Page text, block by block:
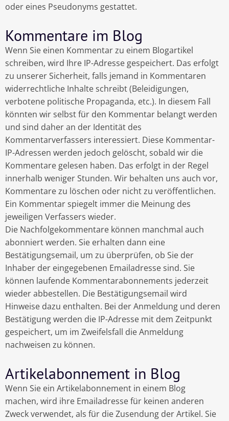
oder eines Pseudonyms gestattet.
Kommentare im Blog
Wenn Sie einen Kommentar zu einem Blogartikel
schreiben, wird Ihre IP-Adresse gespeichert. Das erfolgt
zu unserer Sicherheit, falls jemand in Kommentaren
widerrechtliche Inhalte schreibt (Beleidigungen,
verbotene politische Propaganda, etc.). In diesem Fall
könnten wir selbst für den Kommentar belangt werden
und sind daher an der Identität des
Kommentarverfassers interessiert. Diese Kommentar-
IP-Adressen werden jedoch gelöscht, sobald wir die
Kommentare gelesen haben. Das erfolgt in der Regel
innerhalb weniger Stunden. Wir behalten uns auch vor,
Kommentare zu löschen oder nicht zu veröffentlichen.
Ein Kommentar spiegelt immer die Meinung des
jeweiligen Verfassers wieder.
Die Nachfolgekommentare können manchmal auch
abonniert werden. Sie erhalten dann eine
Bestätigungsemail, um zu überprüfen, ob Sie der
Inhaber der eingegebenen Emailadresse sind. Sie
können laufende Kommentarabonnements jederzeit
wieder abbestellen. Die Bestätigungsemail wird
Hinweise dazu enthalten. Bei der Anmeldung und deren
Bestätigung werden die IP-Adresse mit dem Zeitpunkt
gespeichert, um im Zweifelsfall die Anmeldung
nachweisen zu können.
Artikelabonnement in Blog
Wenn Sie ein Artikelabonnement in einem Blog
machen, wird ihre Emailadresse für keinen anderen
Zweck verwendet, als für die Zusendung der Artikel. Sie